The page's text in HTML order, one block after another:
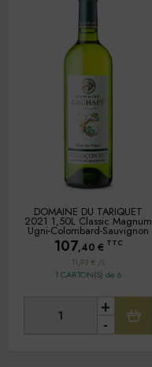
DOMAINE DU TARIQUET
2021 1,50L Classic Magnum
Ugni-Colombard-Sauvignon
107,40 € TTC
11,93 € /L
1 CARTON(S) de 6
-
+